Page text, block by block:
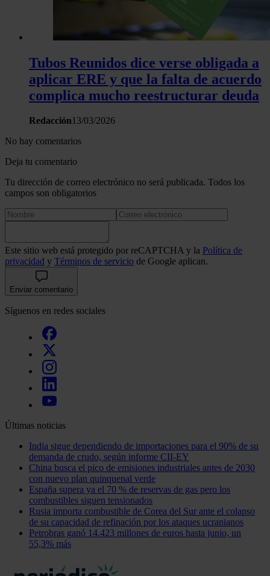
Tubos Reunidos dice verse obligada a
aplicar ERE y que la falta de acuerdo
complica mucho reestructurar deuda
Redacción13/03/2026
No hay comentarios
Deja tu comentario
Tu dirección de correo electrónico no será publicada. Todos los
campos son obligatorios
Este sitio web está protegido por reCAPTCHA y la Política de
privacidad y Términos de servicio de Google aplican.
Enviar comentario
Síguenos en redes sociales
Últimas noticias
India sigue dependiendo de importaciones para el 90% de su
demanda de crudo, según informe CII-EY
China busca el pico de emisiones industriales antes de 2030
con nuevo plan quinquenal verde
España supera ya el 70 % de reservas de gas pero los
combustibles siguen tensionados
Rusia importa combustible de Corea del Sur ante el colapso
de su capacidad de refinación por los ataques ucranianos
Petrobras ganó 14.423 millones de euros hasta junio, un
55,3% más